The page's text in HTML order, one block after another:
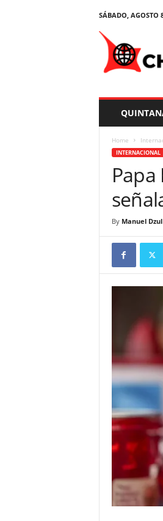
SÁBADO, AGOSTO
Home
INTERNACIONAL
By Manuel Dzul